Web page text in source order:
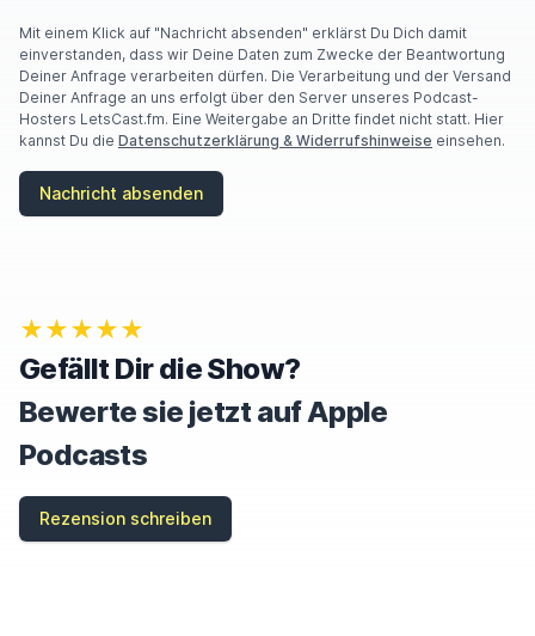
Mit einem Klick auf "Nachricht absenden" erklärst Du Dich damit
einverstanden, dass wir Deine Daten zum Zwecke der Beantwortung
Deiner Anfrage verarbeiten dürfen. Die Verarbeitung und der Versand
Deiner Anfrage an uns erfolgt über den Server unseres Podcast-
Hosters LetsCast.fm. Eine Weitergabe an Dritte findet nicht statt. Hier
kannst Du die Datenschutzerklärung & Widerrufshinweise einsehen.
Nachricht absenden
★★★★★
Gefällt Dir die Show?
Bewerte sie jetzt auf Apple
Podcasts
Rezension schreiben